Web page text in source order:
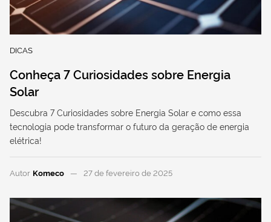
DICAS
Conheça 7 Curiosidades sobre Energia
Solar
Descubra 7 Curiosidades sobre Energia Solar e como essa
tecnologia pode transformar o futuro da geração de energia
elétrica!
Autor Komeco 27 de fevereiro de 2025